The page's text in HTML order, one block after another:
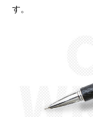
す。